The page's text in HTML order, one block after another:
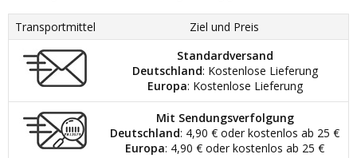
Transportmittel
Ziel und Preis
Standardversand
Deutschland: Kostenlose Lieferung
Europa: Kostenlose Lieferung
Mit Sendungsverfolgung
Deutschland: 4,90 € oder kostenlos ab 25 €
Europa: 4,90 € oder kostenlos ab 25 €